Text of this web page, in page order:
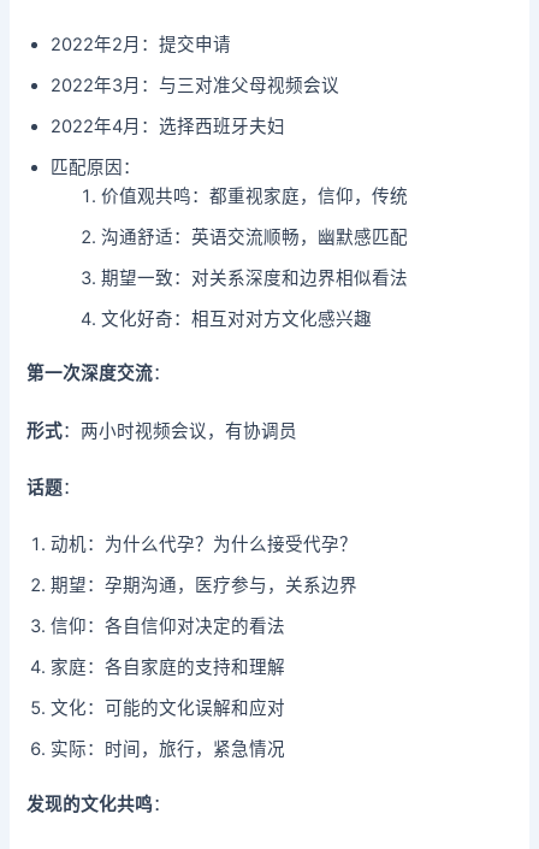
2022年2月：提交申请
2022年3月：与三对准父母视频会议
2022年4月：选择西班牙夫妇
匹配原因：
价值观共鸣：都重视家庭，信仰，传统
沟通舒适：英语交流顺畅，幽默感匹配
期望一致：对关系深度和边界相似看法
文化好奇：相互对对方文化感兴趣
第一次深度交流：
形式：两小时视频会议，有协调员
话题：
动机：为什么代孕？为什么接受代孕？
期望：孕期沟通，医疗参与，关系边界
信仰：各自信仰对决定的看法
家庭：各自家庭的支持和理解
文化：可能的文化误解和应对
实际：时间，旅行，紧急情况
发现的文化共鸣：